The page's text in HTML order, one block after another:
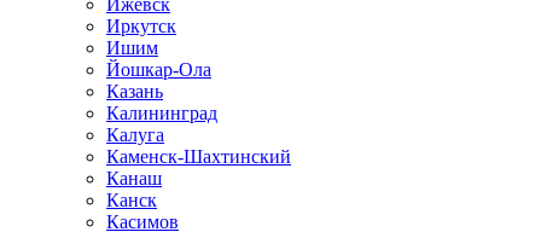
Ижевск
Иркутск
Ишим
Йошкар-Ола
Казань
Калининград
Калуга
Каменск-Шахтинский
Канаш
Канск
Касимов